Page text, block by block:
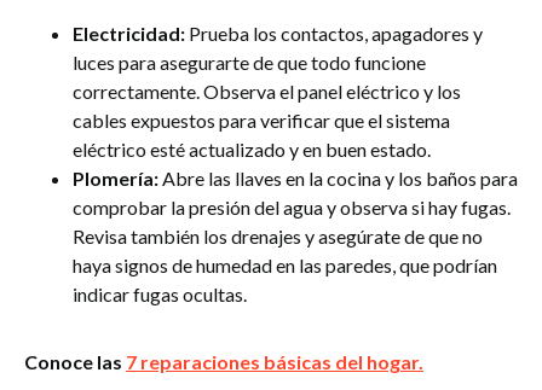
Electricidad: Prueba los contactos, apagadores y
luces para asegurarte de que todo funcione
correctamente. Observa el panel eléctrico y los
cables expuestos para verificar que el sistema
eléctrico esté actualizado y en buen estado.
Plomería:Abre las llaves en la cocina y los baños para
comprobar la presión del agua y observa si hay fugas.
Revisa también los drenajes y asegúrate de que no
haya signos de humedad en las paredes, que podrían
indicar fugas ocultas.
Conoce las 7 reparaciones básicas del hogar.